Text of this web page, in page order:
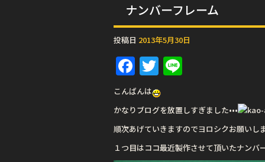
ナンバーフレーム
投稿日 2013年5月30日
F
a
c
e
b
T
w
it
te
r
e
こんばんは
かなりブログを放置しすぎました•••
順次あげていきますのでヨロシクお願いし
１つ目はココ最近製作させて頂いたナンバ